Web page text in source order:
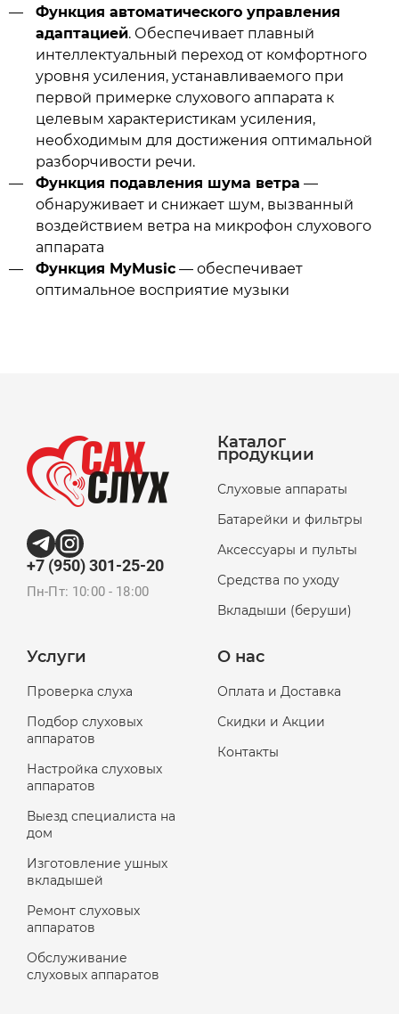
Функция автоматического управления
адаптацией. Обеспечивает плавный
интеллектуальный переход от комфортного
уровня усиления, устанавливаемого при
первой примерке слухового аппарата к
целевым характеристикам усиления,
необходимым для достижения оптимальной
разборчивости речи.
Функция подавления шума ветра —
обнаруживает и снижает шум, вызванный
воздействием ветра на микрофон слухового
аппарата
Функция MyMusic— обеспечивает
оптимальное восприятие музыки
+7 (950) 301-25-20
Пн-Пт: 10:00 - 18:00
Каталог
продукции
Слуховые аппараты
Батарейки и фильтры
Аксессуары и пульты
Средства по уходу
Вкладыши (беруши)
Услуги
Проверка слуха
Подбор слуховых
аппаратов
Настройка слуховых
аппаратов
Выезд специалиста на
дом
Изготовление ушных
вкладышей
Ремонт слуховых
аппаратов
Обслуживание
слуховых аппаратов
О нас
Оплата и Доставка
Скидки и Акции
Контакты